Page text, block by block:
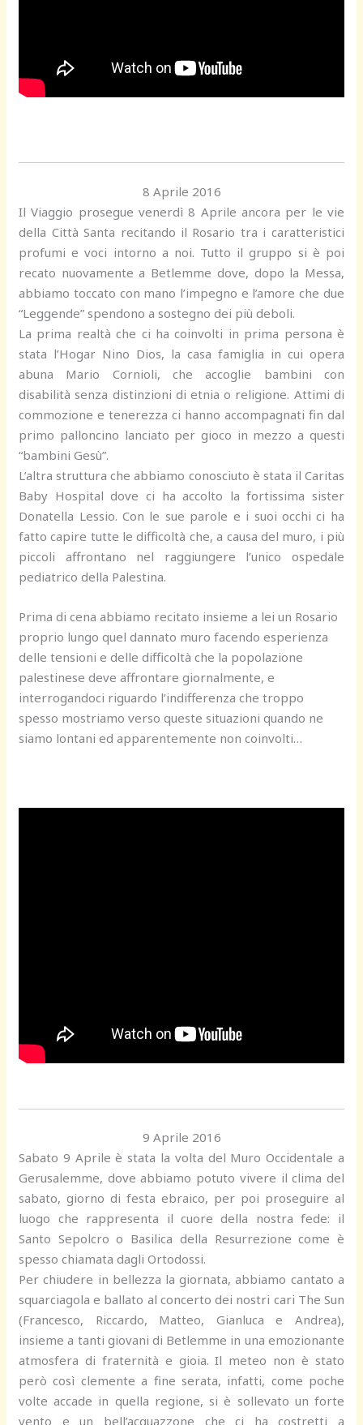
8 Aprile 2016
Il Viaggio prosegue venerdì 8 Aprile ancora per le vie
della Città Santa recitando il Rosario tra i caratteristici
profumi e voci intorno a noi. Tutto il gruppo si è poi
recato nuovamente a Betlemme dove, dopo la Messa,
abbiamo toccato con mano l’impegno e l’amore che due
“Leggende” spendono a sostegno dei più deboli.
La prima realtà che ci ha coinvolti in prima persona è
stata l’Hogar Nino Dios, la casa famiglia in cui opera
abuna Mario Cornioli, che accoglie bambini con
disabilità senza distinzioni di etnia o religione. Attimi di
commozione e tenerezza ci hanno accompagnati fin dal
primo palloncino lanciato per gioco in mezzo a questi
“bambini Gesù”.
L’altra struttura che abbiamo conosciuto è stata il Caritas
Baby Hospital dove ci ha accolto la fortissima sister
Donatella Lessio. Con le sue parole e i suoi occhi ci ha
fatto capire tutte le difficoltà che, a causa del muro, i più
piccoli affrontano nel raggiungere l’unico ospedale
pediatrico della Palestina.
Prima di cena abbiamo recitato insieme a lei un Rosario
proprio lungo quel dannato muro facendo esperienza
delle tensioni e delle difficoltà che la popolazione
palestinese deve affrontare giornalmente, e
interrogandoci riguardo l’indifferenza che troppo
spesso mostriamo verso queste situazioni quando ne
siamo lontani ed apparentemente non coinvolti…
9 Aprile 2016
Sabato 9 Aprile è stata la volta del Muro Occidentale a
Gerusalemme, dove abbiamo potuto vivere il clima del
sabato, giorno di festa ebraico, per poi proseguire al
luogo che rappresenta il cuore della nostra fede: il
Santo Sepolcro o Basilica della Resurrezione come è
spesso chiamata dagli Ortodossi.
Per chiudere in bellezza la giornata, abbiamo cantato a
squarciagola e ballato al concerto dei nostri cari The Sun
(Francesco, Riccardo, Matteo, Gianluca e Andrea),
insieme a tanti giovani di Betlemme in una emozionante
atmosfera di fraternità e gioia. Il meteo non è stato
però così clemente a fine serata, infatti, come poche
volte accade in quella regione, si è sollevato un forte
vento e un bell’acquazzone che ci ha costretti a